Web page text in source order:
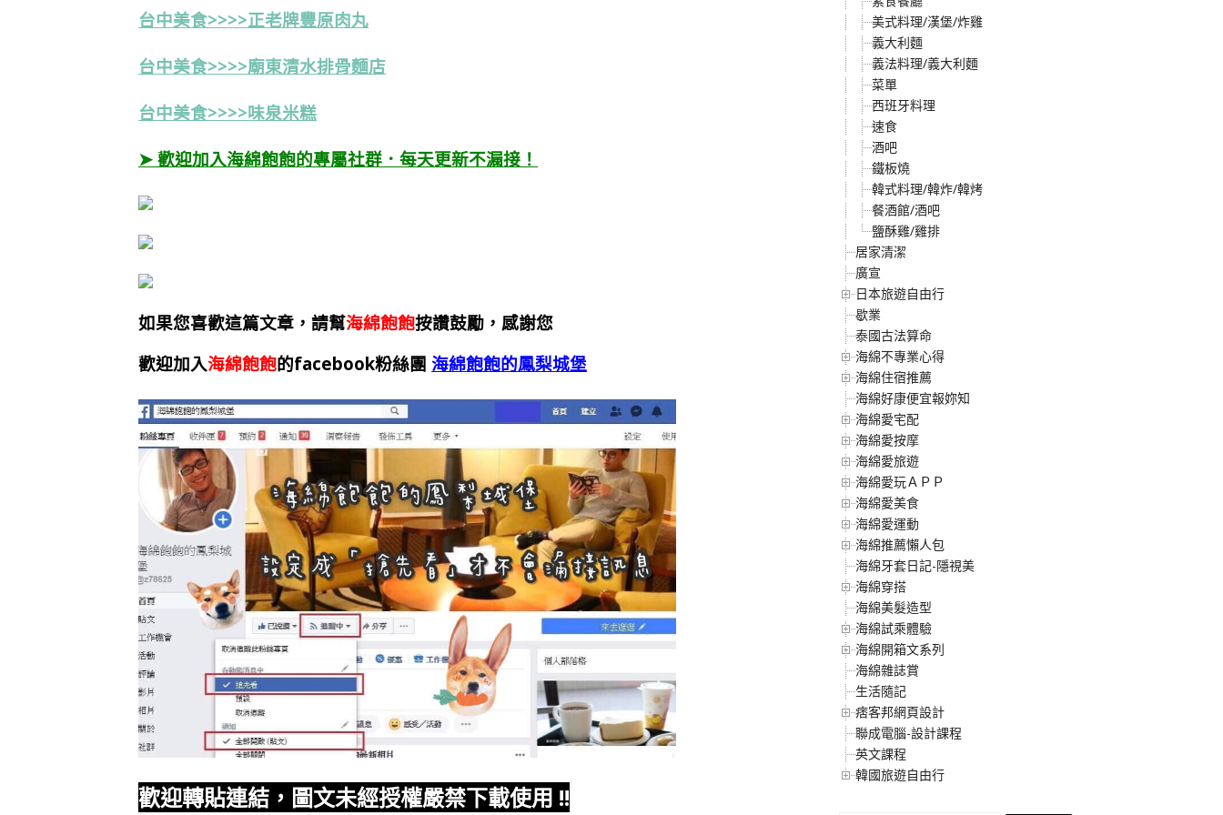
台中美食>>>>正老牌豐原肉丸
台中美食>>>>廟東清水排骨麵店
台中美食>>>>味泉米糕
➤ 歡迎加入海綿飽飽的專屬社群．每天更新不漏接！
如果您喜歡這篇文章，請幫海綿飽飽按讚鼓勵，感謝您
歡迎加入海綿飽飽的facebook粉絲團 海綿飽飽的鳳梨城堡
歡迎轉貼連結，圖文未經授權嚴禁下載使用 !!
美式料理/漢堡/炸雞
義大利麵
義法料理/義大利麵
菜單
西班牙料理
速食
酒吧
鐵板燒
韓式料理/韓炸/韓烤
餐酒館/酒吧
鹽酥雞/雞排
居家清潔
廣宣
日本旅遊自由行
歇業
泰國古法算命
海綿不專業心得
海綿住宿推薦
海綿好康便宜報妳知
海綿愛宅配
海綿愛按摩
海綿愛旅遊
海綿愛玩ＡＰＰ
海綿愛美食
海綿愛運動
海綿推薦懶人包
海綿牙套日記-隱視美
海綿穿搭
海綿美髮造型
海綿試乘體驗
海綿開箱文系列
海綿雜誌賞
生活隨記
痞客邦網頁設計
聯成電腦-設計課程
英文課程
韓國旅遊自由行